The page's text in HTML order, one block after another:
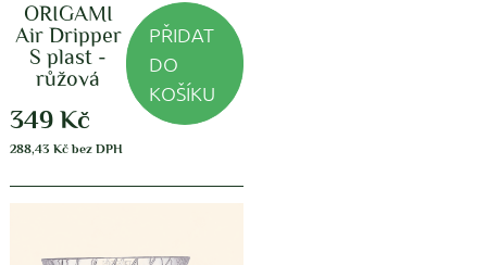
ORIGAMI
Air Dripper
S plast -
růžová
349 Kč
288,43 Kčbez DPH
PŘIDAT
DO
KOŠÍKU